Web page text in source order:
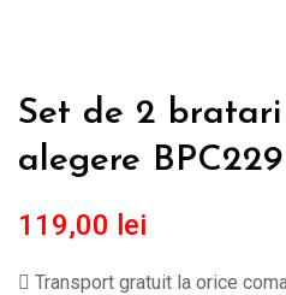
Set de 2
alegere BPC229
119,00 lei
Transport gratuit la orice